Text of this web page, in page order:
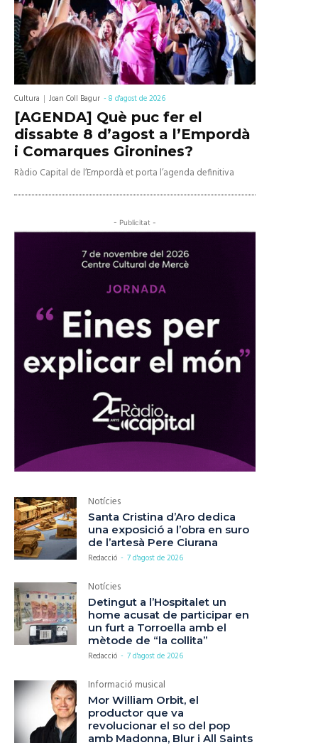
Cultura Joan Coll Bagur -8 d'agost de 2026
[AGENDA] Què puc fer el
dissabte 8 d’agost a l’Empordà
i Comarques Gironines?
Ràdio Capital de l’Empordà et porta l’agenda definitiva
- Publicitat -
Notícies
Santa Cristina d’Aro dedica
una exposició a l’obra en suro
de l’artesà Pere Ciurana
Redacció - 7 d'agost de 2026
Notícies
Detingut a l’Hospitalet un
home acusat de participar en
un furt a Torroella amb el
mètode de “la collita”
Redacció - 7 d'agost de 2026
Informació musical
Mor William Orbit, el
productor que va
revolucionar el so del pop
amb Madonna, Blur i All Saints